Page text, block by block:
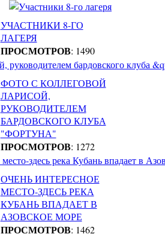
УЧАСТНИКИ 8-ГО
ЛАГЕРЯ
ПРОСМОТРОВ: 1490
ФОТО С КОЛЛЕГОВОЙ
ЛАРИСОЙ,
РУКОВОДИТЕЛЕМ
БАРДОВСКОГО КЛУБА
"ФОРТУНА"
ПРОСМОТРОВ: 1272
ОЧЕНЬ ИНТЕРЕСНОЕ
МЕСТО-ЗДЕСЬ РЕКА
КУБАНЬ ВПАДАЕТ В
АЗОВСКОЕ МОРЕ
ПРОСМОТРОВ: 1462